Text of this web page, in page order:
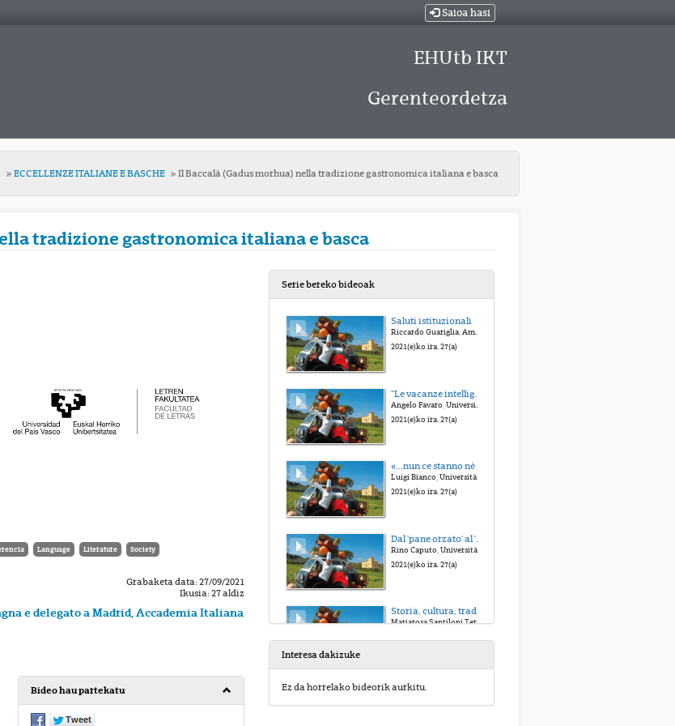
Saioa hasi
EHUtb IKT
Gerenteordetza
ECCELLENZE ITALIANE E BASCHE Il Baccalá (Gadus morhua) nella tradizione gastronomica italiana e basca
tradizione gastronomica italiana e basca
Language Literature Society
Grabaketa data: 27/09/2021
Ikusia: 27 aldiz
e delegato a Madrid, Accademia Italiana
Bideo hau partekatu
Serie bereko bideoak
Saluti istituzionali
Riccardo Guariglia, Ambasciatore d’Italia in Spagna Saluti istituzionali / Manoli Igartua, Viceretrice del Campus de Alava, UPV / EHU
2021(e)ko ira. 27(a)
"Le vacanze intelligenti": La cucina come detonatore conflittuale nell'Italia della fine anni '70
2021(e)ko ira. 27(a)
«...nun ce stanno né farina, né ova, né carne e nemmanco fave secche»: il ritratto "negativo" ne Il pataffio, di Luigi Malerba
Luigi Bianco, Università di Roma Tor Vergata
2021(e)ko ira. 27(a)
Dal 'pane orzato' al 'porco del Natale': il cibo 'della' letteratura italiana
Rino Caputo, Università di Roma Tor Vergata
2021(e)ko ira. 27(a)
Storia, cultura, tradizione e innovazione si fondono in due realtà di eccellenza: la cucina basca e quella italiana del Lazio
Mariarosa Santiloni Terzi, Fondazione Ippolito e Stanislao Nievo, Roma
Interesa dakizuke
Ez da horrelako bideorik aurkitu.